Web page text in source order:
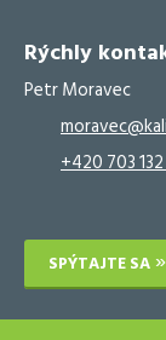
Rýchly
Petr Moravec
+420 703
SPÝTAJTE SA